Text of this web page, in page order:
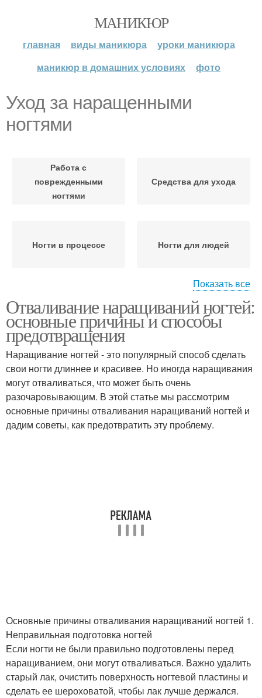
МАНИКЮР
главная виды маникюра
уроки маникюра
маникюр в домашних условиях
фото
Уход за наращенными
ногтями
Работа с
поврежденными
ногтями
Средства для ухода
Ногти в процессе Ногти для людей
условиях
Уход до наращивания
Ногти на типсы Ногти на формы
Показать все
Отваливание наращиваний ногтей:
основные причины и способы
предотвращения
Наращивание ногтей - это популярный способ сделать
свои ногти длиннее и красивее. Но иногда наращивания
могут отваливаться, что может быть очень
разочаровывающим. В этой статье мы рассмотрим
основные причины отваливания наращиваний ногтей и
дадим советы, как предотвратить эту проблему.
Основные причины отваливания наращиваний ногтей 1.
Неправильная подготовка ногтей
Если ногти не были правильно подготовлены перед
наращиванием, они могут отваливаться. Важно удалить
старый лак, очистить поверхность ногтевой пластины и
сделать ее шероховатой, чтобы лак лучше держался.